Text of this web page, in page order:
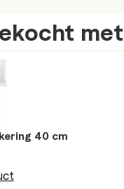
met
40 cm